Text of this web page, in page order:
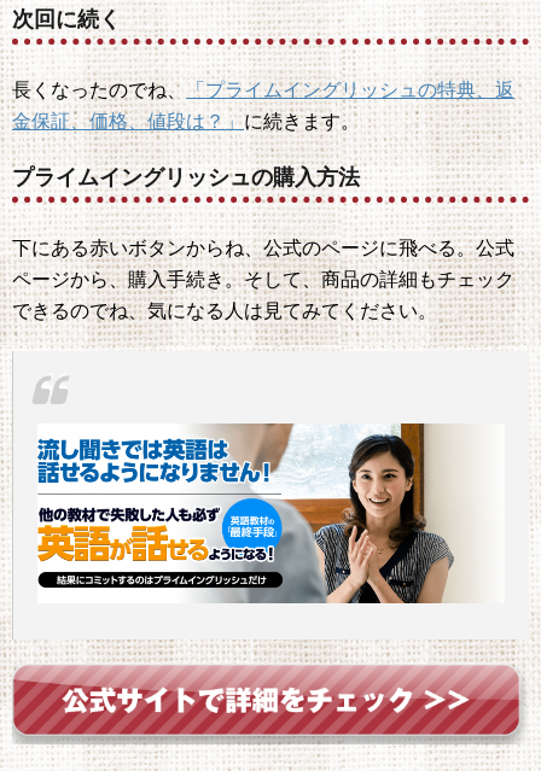
次回に続く
長くなったのでね、 「プライムイングリッシュの特典、返
金保証、価格、値段は？」に続きます。
プライムイングリッシュの購入方法
下にある赤いボタンからね、公式のページに飛べる。公式
ページから、購入手続き。そして、商品の詳細もチェック
できるのでね、気になる人は見てみてください。